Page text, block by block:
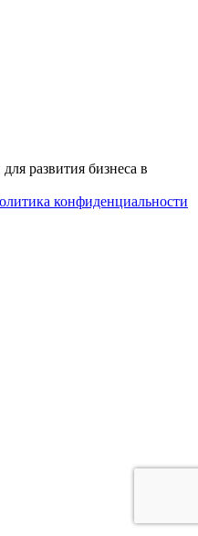
развития бизнеса в
конфиденциальности